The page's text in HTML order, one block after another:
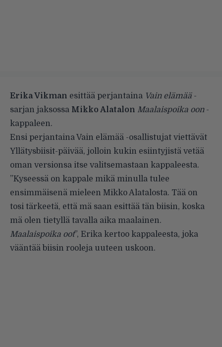
Erika Vikman esittää perjantaina Vain elämää-
sarjan jaksossa Mikko Alatalon Maalaispoika oon-
kappaleen.
Ensi perjantaina Vain elämää -osallistujat viettävät
Yllätysbiisit-päivää, jolloin kukin esiintyjistä vetää
oman versionsa itse valitsemastaan kappaleesta.
”Kyseessä on kappale mikä minulla tulee
ensimmäisenä mieleen Mikko Alatalosta. Tää on
tosi tärkeetä, että mä saan esittää tän biisin, koska
mä olen tietyllä tavalla aika maalainen.
Maalaispoika oot”, Erika kertoo kappaleesta, joka
vääntää biisin rooleja uuteen uskoon.